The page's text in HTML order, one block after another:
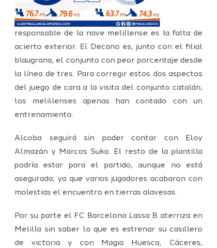
responsable de la nave melillense es la falta de
acierto exterior. El Decano es, junto con el filial
blaugrana, el conjunto con peor porcentaje desde
la línea de tres. Para corregir estos dos aspectos
del juego de cara a la visita del conjunto catalán,
los melillenses apenas han contado con un
entrenamiento.
Alcoba seguirá sin poder contar con Eloy
Almazán y Marcos Suka. El resto de la plantilla
podría estar para el partido, aunque no está
asegurada, ya que varios jugadores acabaron con
molestias el encuentro en tierras alavesas.
Por su parte el FC Barcelona Lassa B aterriza en
Melilla sin saber lo que es estrenar su casillero
de victoria y con Magia Huesca, Cáceres,